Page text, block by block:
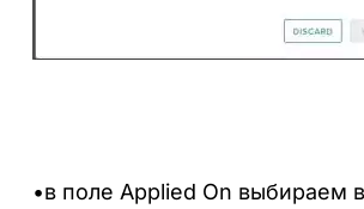
•в поле Applied On